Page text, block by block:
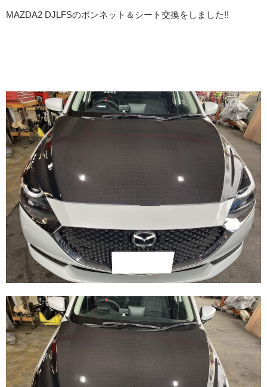
MAZDA2 DJLFSのボンネット＆シート交換をしました!!